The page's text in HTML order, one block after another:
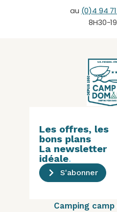
au (0)4 94
8H30-
Camping
Les offres, les
bons plans
La newsletter
idéale.
S'abonner